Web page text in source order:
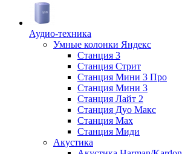
Аудио-техника
Умные колонки Яндекс
Станция 3
Станция Стрит
Станция Мини 3 Про
Станция Мини 3
Станция Лайт 2
Станция Дуо Макс
Станция Max
Станция Миди
Акустика